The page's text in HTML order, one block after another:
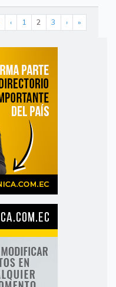
‹ 1 2 3 › »